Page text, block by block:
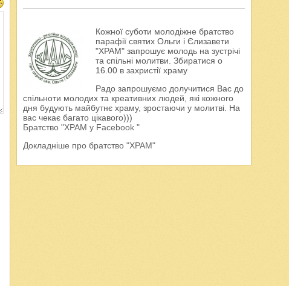
Кожної суботи молодіжне братство
парафії святих Ольги і Єлизавети
"ХРАМ" запрошує молодь на зустрічі
та спільні молитви. Збиратися о
16.00 в захристії храму
Радо запрошуємо долучитися Вас до
спільноти молодих та креативних людей, які кожного
дня будують майбутнє храму, зростаючи у молитві. На
вас чекає багато цікавого)))
Братство "ХРАМ у Facebook "
Докладніше про братство "ХРАМ"